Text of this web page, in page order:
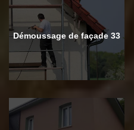
Démoussage de façade 33